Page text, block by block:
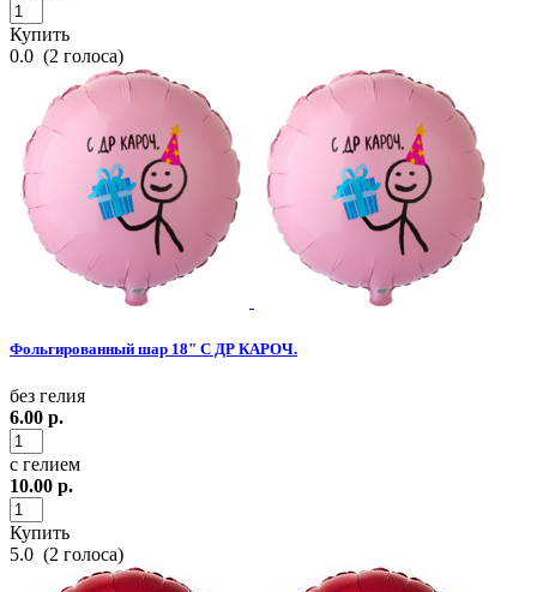
Купить
0.0 (2 голоса)
Фольгированный шар 18" С ДР КАРОЧ.
без гелия
6.00 р.
с гелием
10.00 р.
Купить
5.0 (2 голоса)